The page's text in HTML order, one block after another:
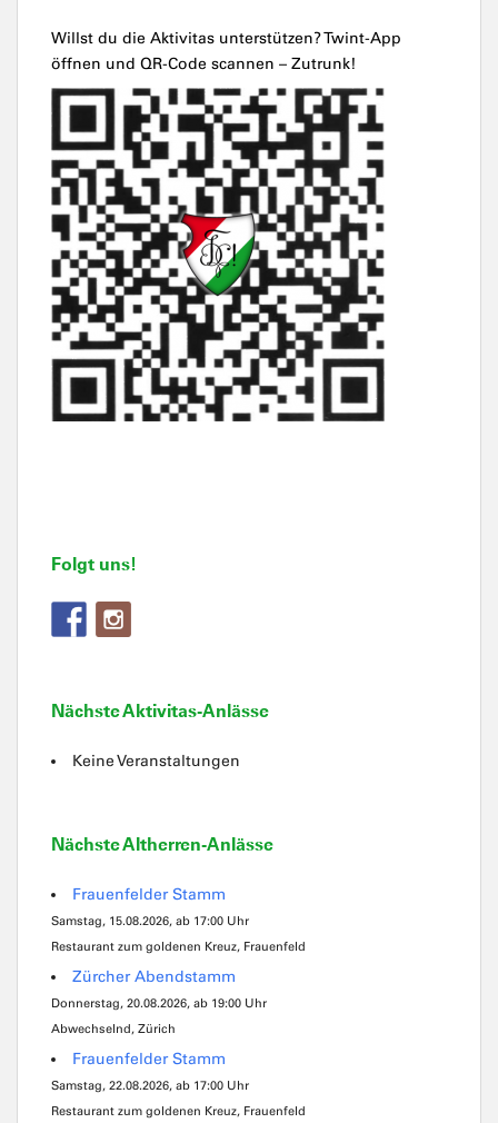
Willst du die Aktivitas unterstützen? Twint-App
öffnen und QR-Code scannen – Zutrunk!
Folgt uns!
Nächste Aktivitas-Anlässe
Keine Veranstaltungen
Nächste Altherren-Anlässe
Frauenfelder Stamm
Samstag, 15.08.2026, ab 17:00 Uhr
Restaurant zum goldenen Kreuz, Frauenfeld
Zürcher Abendstamm
Donnerstag, 20.08.2026, ab 19:00 Uhr
Abwechselnd, Zürich
Frauenfelder Stamm
Samstag, 22.08.2026, ab 17:00 Uhr
Restaurant zum goldenen Kreuz, Frauenfeld